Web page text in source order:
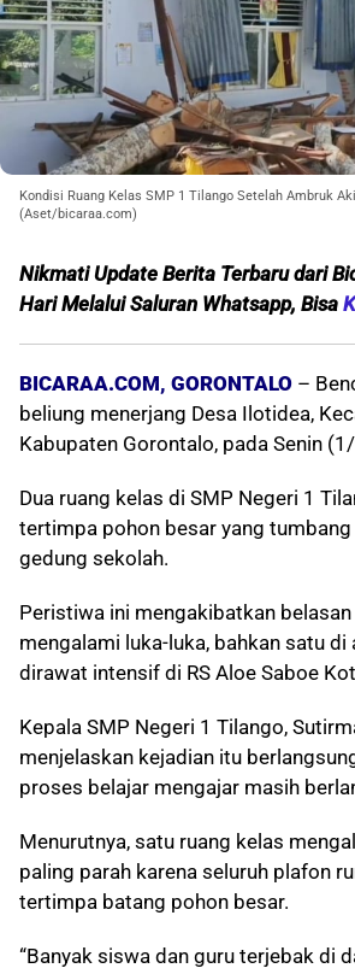
Kondisi Ruang Kelas SMP 1 Tilango Setelah Ambruk
(Aset/bicaraa.com)
Nikmati Update Berita Terbaru dari
Hari Melalui Saluran Whatsapp, Bisa
BICARAA.COM, GORONTALO –
beliung menerjang Desa Ilotidea,
Kabupaten Gorontalo, pada Senin
Dua ruang kelas di SMP Negeri 1
tertimpa pohon besar yang
gedung sekolah.
Peristiwa ini mengakibatkan
mengalami luka-luka, bahkan satu di
dirawat intensif di RS Aloe Saboe
Kepala SMP Negeri 1 Tilango,
menjelaskan kejadian itu
proses belajar mengajar masih
Menurutnya, satu ruang kelas
paling parah karena seluruh plafon
tertimpa batang pohon besar.
“Banyak siswa dan guru terjebak di